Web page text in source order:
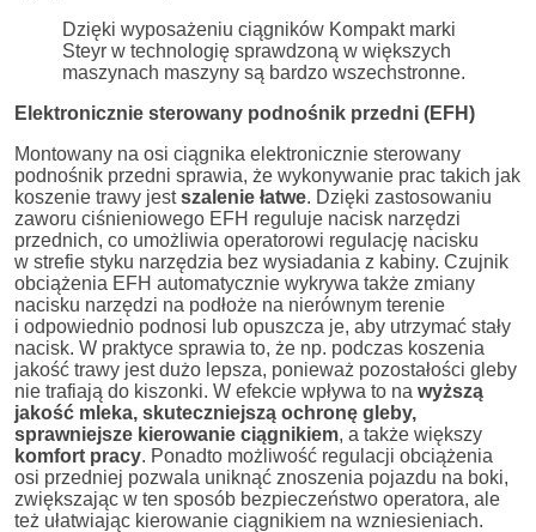
Dzięki wyposażeniu ciągników Kompakt marki
Steyr w technologię sprawdzoną w większych
maszynach maszyny są bardzo wszechstronne.
Elektronicznie sterowany podnośnik przedni (EFH)
Montowany na osi ciągnika elektronicznie sterowany
podnośnik przedni sprawia, że wykonywanie prac takich jak
koszenie trawy jestszalenie łatwe. Dzięki zastosowaniu
zaworu ciśnieniowego EFH reguluje nacisk narzędzi
przednich, co umożliwia operatorowi regulację nacisku
w strefie styku narzędzia bez wysiadania z kabiny. Czujnik
obciążenia EFH automatycznie wykrywa także zmiany
nacisku narzędzi na podłoże na nierównym terenie
i odpowiednio podnosi lub opuszcza je, aby utrzymać stały
nacisk. W praktyce sprawia to, że np. podczas koszenia
jakość trawy jest dużo lepsza, ponieważ pozostałości gleby
nie trafiają do kiszonki. W efekcie wpływa to na wyższą
jakość mleka, skuteczniejszą ochronę gleby,
sprawniejsze kierowanie ciągnikiem, a także większy
komfort pracy. Ponadto możliwość regulacji obciążenia
osi przedniej pozwala uniknąć znoszenia pojazdu na boki,
zwiększając w ten sposób bezpieczeństwo operatora, ale
też ułatwiając kierowanie ciągnikiem na wzniesieniach.